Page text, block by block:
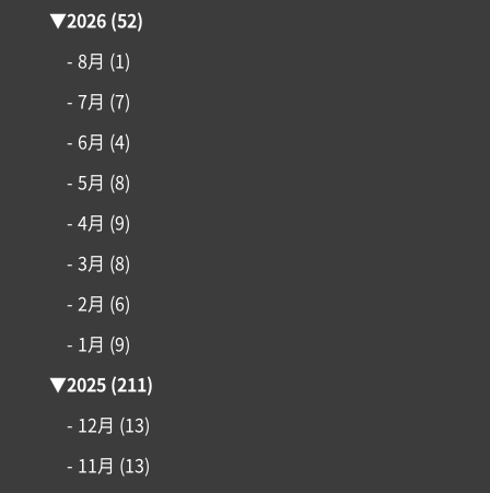
コンセプト
施工事例
はじめての家づくり
アイフルホームについて
リフォーム・リノベーション
▼2026(52)
- 8月 (1)
- 7月 (7)
- 6月 (4)
- 5月 (8)
- 4月 (9)
- 3月 (8)
- 2月 (6)
- 1月 (9)
▼2025(211)
- 12月 (13)
- 11月 (13)